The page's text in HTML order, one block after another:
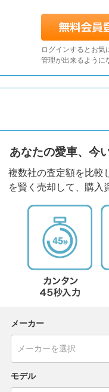
ログインするとお気
管理が出来るように
あなたの愛車、今
複数社の査定額を比較
を賢く売却して、購入
メーカー
モデル